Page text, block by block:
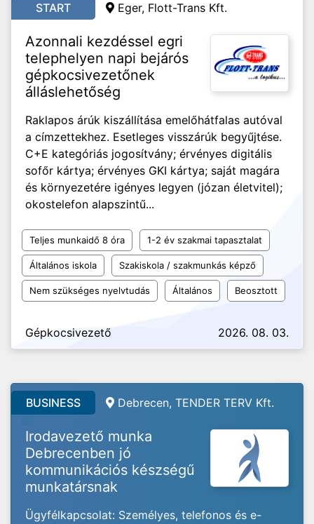
START Eger, Flott-Trans Kft.
Azonnali kezdéssel egri
telephelyen napi bejárós
gépkocsivezetőnek
álláslehetőség
Raklapos árúk kiszállítása emelőhátfalas autóval
a címzettekhez. Esetleges visszárúk begyűjtése.
C+E kategóriás jogosítvány; érvényes digitális
sofőr kártya; érvényes GKI kártya; saját magára
és környezetére igényes legyen (józan életvitel);
okostelefon alapszintű...
Teljes munkaidő 8 óra 1-2 év szakmai tapasztalat
Általános iskola Szakiskola / szakmunkás képző
Nem szükséges nyelvtudás Általános Beosztott
Gépkocsivezető 2026. 08. 03.
BUSINESS Debrecen, TENDER TERV Kft.
Irodavezető munka
Debrecenben jó
kommunikációs készségű
munkatársnak
Ügyfélkapcsolat: Személyes, telefonos és e-